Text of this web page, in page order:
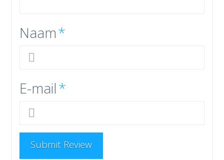
Naam*
E-mail*